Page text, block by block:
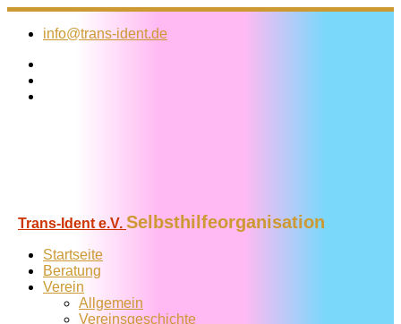
Zum
Inhalt
info@trans-ident.de
Trans-Ident e.V. Selbsthilfeorganisation
Startseite
Beratung
Verein
Allgemein
Vereins­geschichte